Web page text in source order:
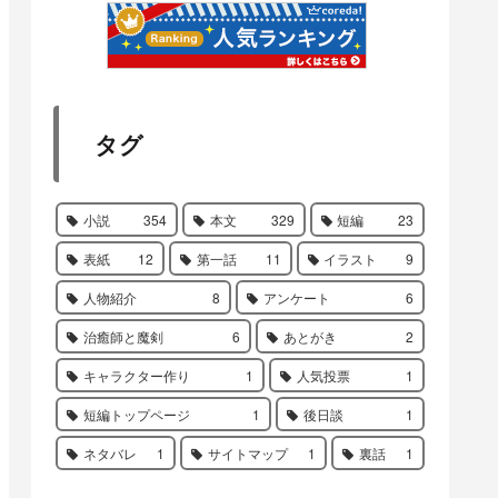
タグ
小説 354 本文 329 短編 23
表紙 12 第一話 11 イラスト 9
人物紹介 8 アンケート 6
治癒師と魔剣 6 あとがき 2
キャラクター作り 1 人気投票 1
短編トップページ 1 後日談 1
ネタバレ 1 サイトマップ 1 裏話 1